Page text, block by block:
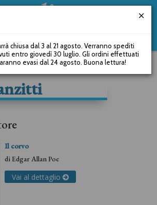
Il corvo
diEdgar Allan Poe
Vai al dettaglio
chiusa dal 3 al 21 agosto. Verranno spediti
entro giovedì 30 luglio. Gli ordini effettuati
evasi dal 24 agosto. Buona lettura!